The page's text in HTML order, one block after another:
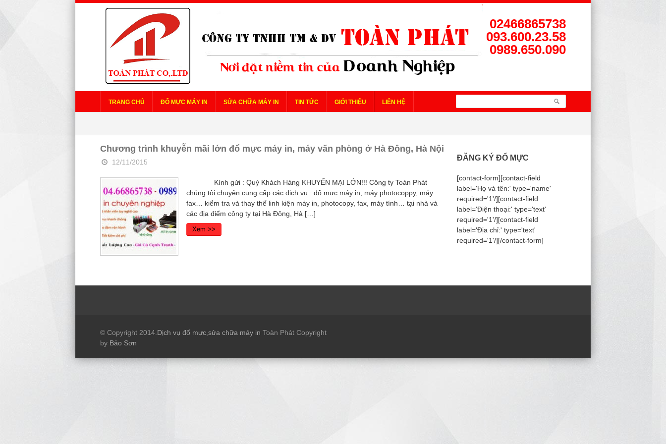
02466865738
093.600.23.58
0989.650.090
TRANG CHỦ ĐỔ MỰC MÁY IN SỬA CHỮA MÁY IN TIN TỨC GIỚI THIỆU LIÊN HỆ
Chương trình khuyễn mãi lớn đổ mực máy in, máy văn phòng ở Hà Đông, Hà Nội
12/11/2015
Kính gửi : Quý Khách Hàng KHUYẾN MẠI LỚN!!! Công ty Toàn Phát
chúng tôi chuyên cung cấp các dịch vụ : đổ mực máy in, máy photocoppy, máy
fax… kiểm tra và thay thế linh kiện máy in, photocopy, fax, máy tính… tại nhà và
các địa điểm công ty tại Hà Đông, Hà […]
Xem >>
ĐĂNG KÝ ĐỔ MỰC
[contact-form][contact-field
label='Họ và tên:' type='name'
required='1'/][contact-field
label='Điện thoại:' type='text'
required='1'/][contact-field
label='Địa chỉ:' type='text'
required='1'/][/contact-form]
© Copyright 2014. Dịch vụ đổ mực sửa chữa máy in Toàn Phát Copyright
by Bảo Sơn